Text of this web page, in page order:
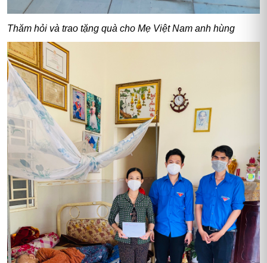
Thăm hỏi và trao tặng quà cho Mẹ Việt Nam anh hùng